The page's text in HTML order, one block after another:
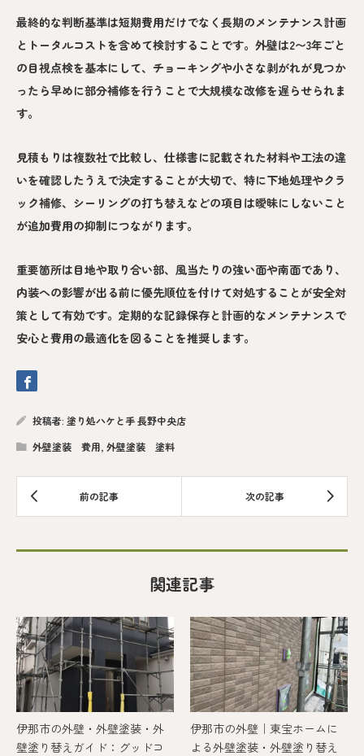
最終的な判断基準は短期費用だけでなく長期のメンテナンス計画
とトータルコストを含めて検討することです。外壁は2〜3年ごと
の目視点検を基本にして、チョーキングや小さな剥がれが見つか
ったら早めに部分補修を行うことで大規模な改修を遅らせられま
す。
見積もりは複数社で比較し、仕様書に記載された材料や工法の違
いを確認したうえで決定することが大切で、特に下地処理やクラ
ック補修、シーリングの打ち替えなどの項目は曖昧にしないこと
が追加費用の抑制につながります。
重要箇所は目地や取り合い部、風当たりの強い面や南面であり、
内装への影響が出る前に優先順位を付けて対処することが安全対
策として有効です。定期的な記録保存と計画的なメンテナンスで
安心と費用の最適化を図ることを推奨します。
投稿者: 塗り処ハケと手 長野中央店
外壁塗装 費用, 外壁塗装 塗料
関連記事
伊那市の外壁・外壁塗装・外
壁塗り替えガイド：グッドコ
伊那市の外壁｜東宝ホームに
よる外壁塗装・外壁塗り替え